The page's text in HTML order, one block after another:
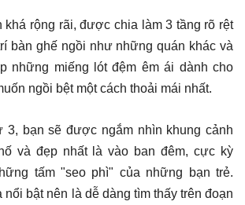
khá rộng rãi, được chia làm 3 tầng rõ rệt
bàn ghế ngồi như những quán khác và
những miếng lót đệm êm ái dành cho
ngồi bệt một cách thoải mái nhất.
3, bạn sẽ được ngắm nhìn khung cảnh
và đẹp nhất là vào ban đêm, cực kỳ
tấm "seo phì" của những bạn trẻ.
nổi bật nên là dễ dàng tìm thấy trên đoạn